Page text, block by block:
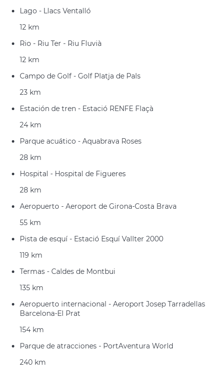
Lago - Llacs Ventalló
12 km
Rio - Riu Ter - Riu Fluvià
12 km
Campo de Golf - Golf Platja de Pals
23 km
Estación de tren - Estació RENFE Flaçà
24 km
Parque acuático - Aquabrava Roses
28 km
Hospital - Hospital de Figueres
28 km
Aeropuerto - Aeroport de Girona-Costa Brava
55 km
Pista de esquí - Estació Esquí Vallter 2000
119 km
Termas - Caldes de Montbui
135 km
Aeropuerto internacional - Aeroport Josep Tarradellas
Barcelona-El Prat
154 km
Parque de atracciones - PortAventura World
240 km